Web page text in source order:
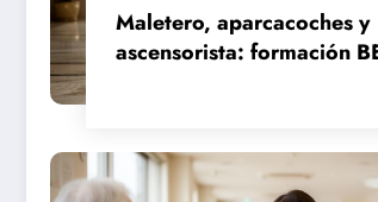
Maletero, aparcacoches y
ascensorista: formación